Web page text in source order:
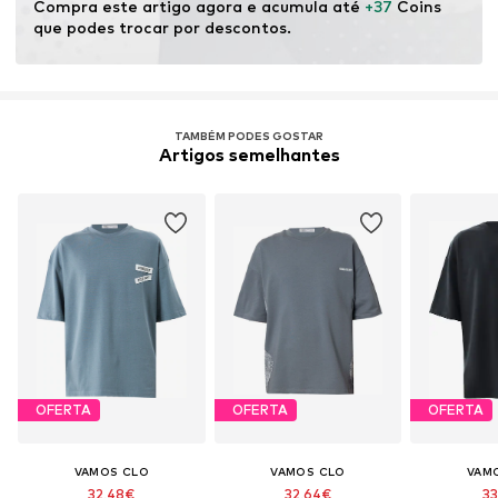
Compra este artigo agora e acumula até +37 Coins
que podes trocar por descontos.
TAMBÉM PODES GOSTAR
Artigos semelhantes
OFERTA
VAMOS CLO
32,48€
OFERTA
VAMOS CLO
32,64€
OFERTA